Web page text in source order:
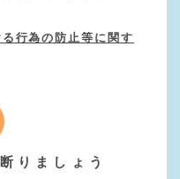
行為の防止等に関す
りましょう